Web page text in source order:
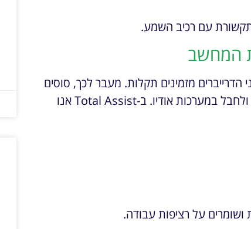
עם רכיב השמע.
המחשב
מזמינים תקלות. מעבר לכך, סוסים
טרויאניים או תוכנות ריגול עלולים לשבש את ההגדרות ולחבל במערכות אודיו. ב-Total Assist אנו
על רציפות עבודה.